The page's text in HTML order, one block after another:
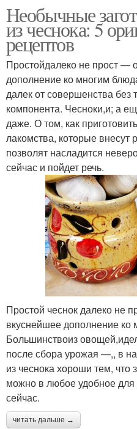
Необычные
из чеснока: 5
рецептов
Простойдалеко не прост —
дополнение ко многим
далек от совершенства без
компонента. Чесноки,и; а
даже. О том, как
лакомства, которые внесут
позволят насладится
сейчас и пойдет речь.
Простой чеснок далеко не
вкуснейшее дополнение ко
Большинствоиз
после сбора урожая —,, в
из чеснока хороши тем, что
можно в любое удобное
сейчас.
читать дальше →